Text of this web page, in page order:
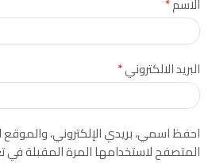
الاسم*
البريد الالكتروني*
احفظ اسمي، بريدي الإلكتروني، والموقع
المتصفح لاستخدامها المرة المقبلة في